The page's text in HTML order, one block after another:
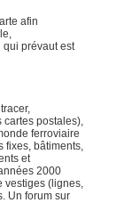
afin
prévaut est
cartes postales),
ferroviaire
fixes, bâtiments,
et
2000
vestiges (lignes,
Un forum sur